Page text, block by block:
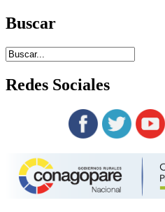
Buscar
Redes Sociales